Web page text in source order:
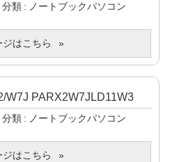
分類
ノートブックパソコン
はこちら
W7J PARX2W7JLD11W3
分類
ノートブックパソコン
はこちら